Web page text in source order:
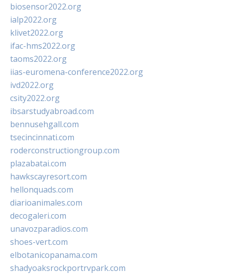
biosensor2022.org
ialp2022.org
klivet2022.org
ifac-hms2022.org
taoms2022.org
iias-euromena-conference2022.org
ivd2022.org
csity2022.org
ibsarstudyabroad.com
bennusehgall.com
tsecincinnati.com
roderconstructiongroup.com
plazabatai.com
hawkscayresort.com
hellonquads.com
diarioanimales.com
decogaleri.com
unavozparadios.com
shoes-vert.com
elbotanicopanama.com
shadyoaksrockportrvpark.com